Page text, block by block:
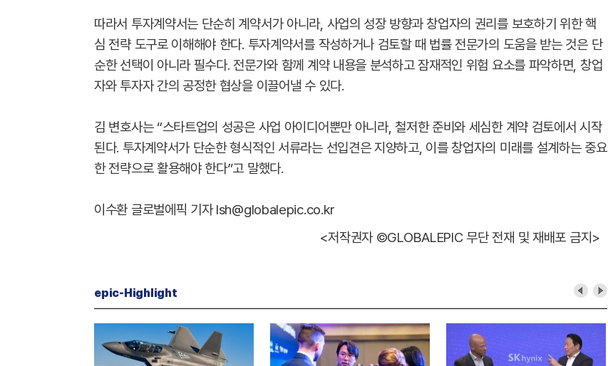
따라서 투자계약서는 단순히 계약서가 아니라, 사업의 성장 방향과 창업자의 권리를 보호하기 위한 핵
심 전략 도구로 이해해야 한다. 투자계약서를 작성하거나 검토할 때 법률 전문가의 도움을 받는 것은 단
순한 선택이 아니라 필수다. 전문가와 함께 계약 내용을 분석하고 잠재적인 위험 요소를 파악하면, 창업
자와 투자자 간의 공정한 협상을 이끌어낼 수 있다.
김 변호사는 “스타트업의 성공은 사업 아이디어뿐만 아니라, 철저한 준비와 세심한 계약 검토에서 시작
된다. 투자계약서가 단순한 형식적인 서류라는 선입견은 지양하고, 이를 창업자의 미래를 설계하는 중요
한 전략으로 활용해야 한다”고 말했다.
이수환 글로벌에픽 기자 lsh@globalepic.co.kr
<저작권자 ©GLOBALEPIC 무단 전재 및 재배포 금지>
epic-Highlight